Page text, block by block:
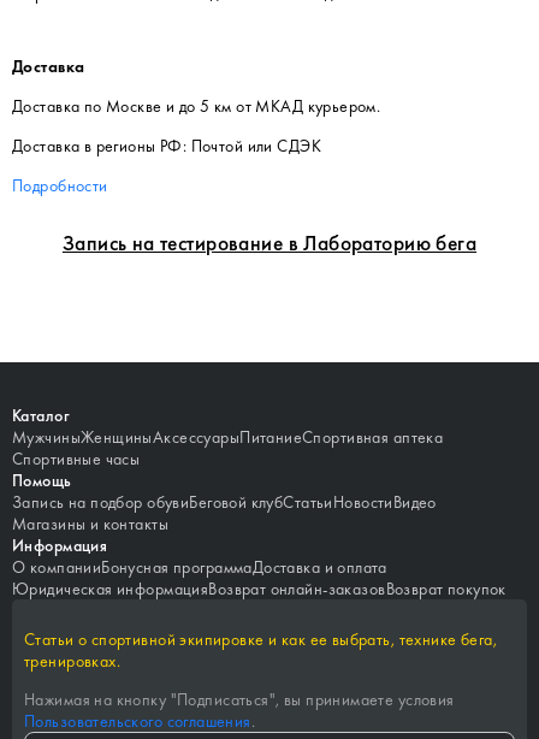
Запись на тестирование в Лабораторию бега
Доставка
Доставка по Москве и до 5 км от МКАД курьером.
Доставка в регионы РФ: Почтой или СДЭК
Подробности
Каталог
МужчиныЖенщиныАксессуарыПитаниеСпортивная аптека
Спортивные часы
Помощь
Запись на подбор обувиБеговой клубСтатьиНовостиВидео
Магазины и контакты
Информация
О компанииБонусная программаДоставка и оплата
Юридическая информацияВозврат онлайн-заказовВозврат покупок
Статьи о спортивной экипировке и как ее выбрать, технике бега,
тренировках.
Нажимая на кнопку "Подписаться", вы принимаете условия
Пользовательского соглашения.